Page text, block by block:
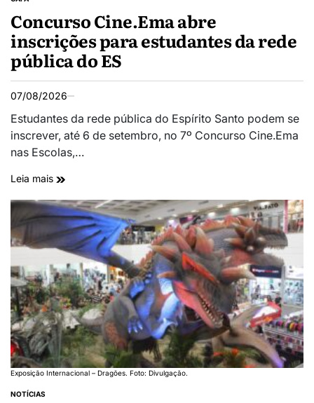
Concurso Cine.Ema abre
inscrições para estudantes da rede
pública do ES
07/08/2026
Estudantes da rede pública do Espírito Santo podem se
inscrever, até 6 de setembro, no 7º Concurso Cine.Ema
nas Escolas,…
Leia mais
Exposição Internacional – Dragões. Foto: Divulgação.
NOTÍCIAS